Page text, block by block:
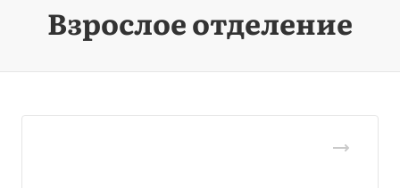
Взрослое отделение